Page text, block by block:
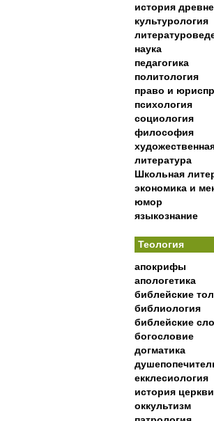
история
культурология
наука
педагогика
политология
право и
психология
социология
философия
литература
Школьная
экономика и
юмор
языкознание
Теология
апокрифы
апологетика
библейские
библиология
библейские
богословие
догматика
екклесиология
история церкви
оккультизм